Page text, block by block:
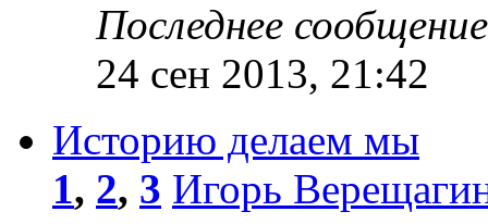
Последнее
24 сен 2013, 21:42
Историю делаем мы
1, 2, 3 Игорь